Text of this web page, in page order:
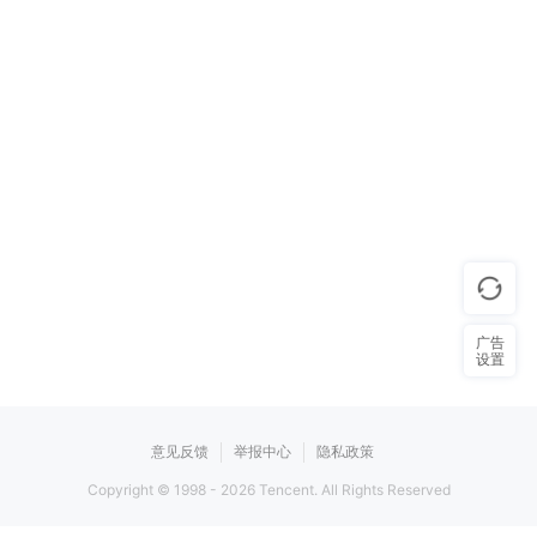
意见反馈 举报中心 隐私政策
Copyright © 1998 - 2026Tencent. All Rights Reserved
广告
设置